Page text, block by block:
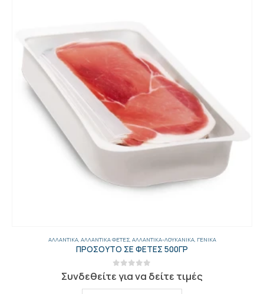
ΑΛΛΑΝΤΙΚΆ, ΑΛΛΑΝΤΙΚΆ ΦΈΤΕΣ, ΑΛΛΑΝΤΙΚΆ-ΛΟΥΚΆΝΙΚΑ, ΓΕΝΙΚΑ
ΠΡΟΣΟΥΤΟ ΣΕ ΦΕΤΕΣ 500ΓΡ
out of 5
Συνδεθείτε για να δείτε τιμές